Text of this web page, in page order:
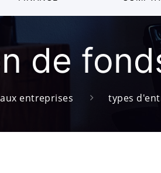
de
entreprises types